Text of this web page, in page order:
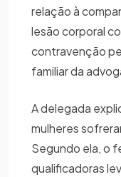
relação à
lesão corporal
contravenção
familiar da
A delegada
mulheres
Segundo ela, o
qualificadoras